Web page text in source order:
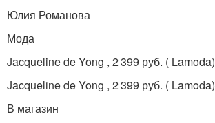
Юлия Романова
Мода
Jacqueline de Yong , 2 399 руб. ( Lamoda)
Jacqueline de Yong , 2 399 руб. ( Lamoda)
В магазин